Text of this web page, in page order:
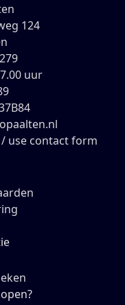
124
uur
use contact form